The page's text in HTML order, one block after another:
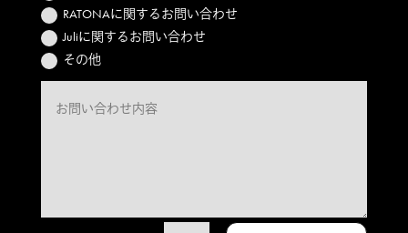
RATONAに関するお問い合わせ
Juliに関するお問い合わせ
その他